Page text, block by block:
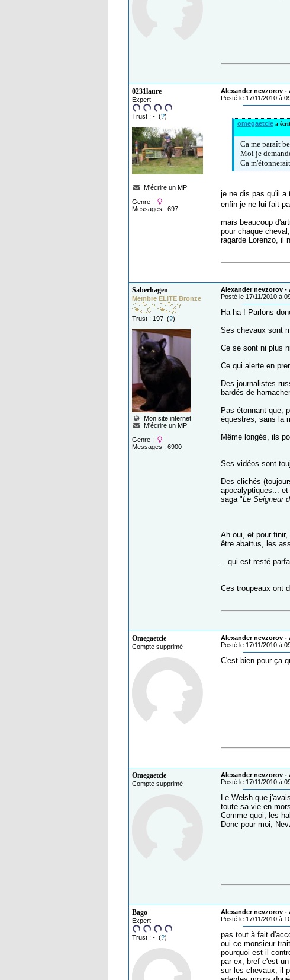
0231laure
Expert
Trust : - (?)
M'écrire un MP
Genre :
Messages : 697
Alexander nevzorov -
Posté le 17/11/2010 à
omegaetcie a
Ca me paraît
Moi je
Ca
je ne dis pas qu'il a
enfin je ne lui fait
mais beaucoup
pour chaque
ragarde Lorenzo, il
Saberhagen
Membre ELITE Bronze
Trust : 197 (?)
Mon site internet
M'écrire un MP
Genre :
Messages : 6900
Alexander nevzorov -
Posté le 17/11/2010 à
Ha ha ! Parlons
Ses chevaux sont
Ce se sont ni plus
Ce qui alerte en
Des journalistes
bardés de
Pas étonnant que,
équestres, sans la
Même longés, ils
Ses vidéos sont
Des clichés
apocalyptiques...
saga "Le Seigneur
Ah oui, et pour
être abattus, les
...qui est resté
Ces troupeaux ont
Omegaetcie
Compte supprimé
Alexander nevzorov -
Posté le 17/11/2010 à
C'est bien pour ça
Omegaetcie
Compte supprimé
Alexander nevzorov -
Posté le 17/11/2010 à
Le Welsh que
toute sa vie en
Comme quoi, les
Donc pour moi,
Bago
Expert
Trust : - (?)
Alexander nevzorov -
Posté le 17/11/2010 à
pas tout à fait
oui ce monsieur
pourquoi est il
par ex, bref c'est
sur les chevaux, il